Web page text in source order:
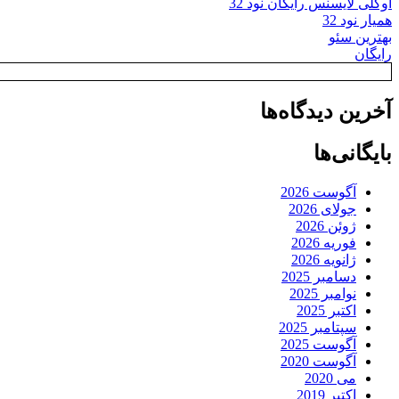
همیار نود 32
بهترین سئو
رایگان
آخرین دیدگاه‌ها
بایگانی‌ها
آگوست 2026
جولای 2026
ژوئن 2026
فوریه 2026
ژانویه 2026
دسامبر 2025
نوامبر 2025
اکتبر 2025
سپتامبر 2025
آگوست 2025
آگوست 2020
می 2020
اکتبر 2019